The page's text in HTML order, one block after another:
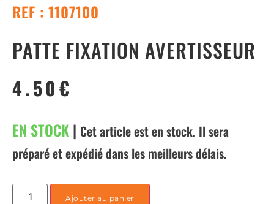
REF : 1107100
PATTE FIXATION AVERTISSEUR
4.50€
EN STOCK| Cet article est en stock. Il sera
préparé et expédié dans les meilleurs délais.
Ajouter au panier